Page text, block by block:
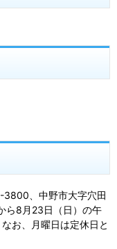
、中野市大字穴田
ら8月23日（日）の午
お、月曜日は定休日と